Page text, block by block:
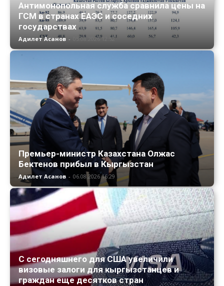
Антимонопольная служба сравнила цены на
ГСМ в странах ЕАЭС и соседних
государствах
Адилет Асанов - 05.08.2026 12:52
Премьер-министр Казахстана Олжас
Бектенов прибыл в Кыргызстан
Адилет Асанов - 06.08.2026 16:29
С сегодняшнего для США увеличили
визовые залоги для кыргызстанцев и
граждан еще десятков стран